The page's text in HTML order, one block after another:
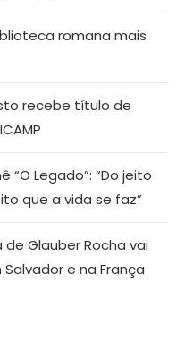
romana mais
recebe título de
“O Legado”: “Do jeito
que a vida se faz”
de Glauber Rocha vai
e na França